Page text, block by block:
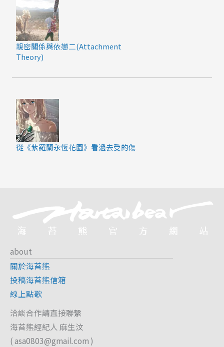
親密關係與依戀二(Attachment
Theory)
從《紫羅蘭永恆花園》看過去受的傷
about
關於海苔熊
投稿海苔熊信箱
線上點歌
洽談合作請直接聯繫
海苔熊經紀人 麻生汶
(asa0803@gmail.com )